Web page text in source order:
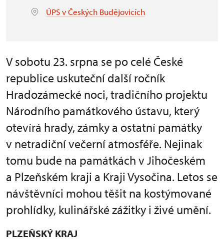
ÚPS v Českých Budějovicích
V sobotu 23. srpna se po celé České
republice uskuteční další ročník
Hradozámecké noci, tradičního projektu
Národního památkového ústavu, který
otevírá hrady, zámky a ostatní památky
v netradiční večerní atmosféře. Nejinak
tomu bude na památkách v Jihočeském
a Plzeňském kraji a Kraji Vysočina. Letos se
návštěvníci mohou těšit na kostýmované
prohlídky, kulinářské zážitky i živé umění.
PLZEŇSKÝ KRAJ